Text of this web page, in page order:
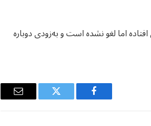
اما لغو نشده است و به‌زودی دوباره
Facebook
Twitter
Email